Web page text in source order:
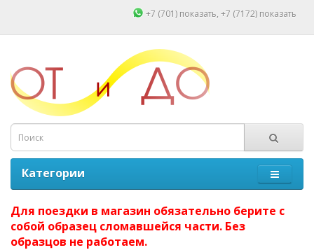
+7 (701) показать, +7 (7172) показать
Категории
Для поездки в магазин обязательно берите с
собой образец сломавшейся части. Без
образцов не работаем.